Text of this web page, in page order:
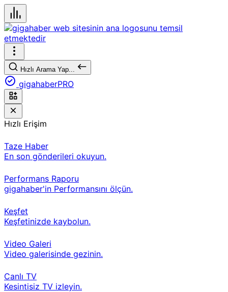
Hızlı Arama Yap...
gigahaberPRO
Hızlı Erişim
Taze Haber
En son gönderileri okuyun.
Performans Raporu
gigahaber'in Performansını ölçün.
Keşfet
Keşfetinizde kaybolun.
Video Galeri
Video galerisinde gezinin.
Canlı TV
Kesintisiz TV izleyin.